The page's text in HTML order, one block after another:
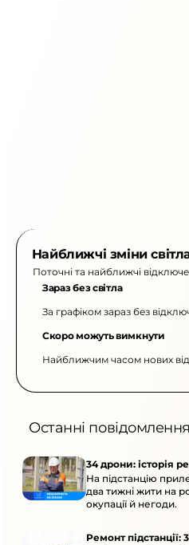
Найближчі зміни
Поточні та найближчі
Зараз без світла
За графіком зараз без
Скоро можуть вимкнути
Найближчим часом нових
Останні повідомлення
34 дрони: історія
На підстанцію
два тижні жити на
окупації й негоди.
Ремонт підстанції: